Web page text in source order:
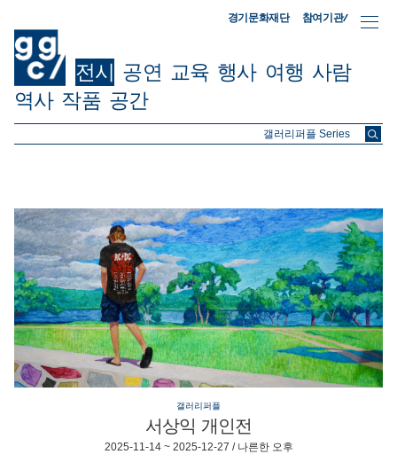
경기문화재단 참여기관/
전시 공연 교육 행사 여행 사람
역사 작품 공간
ggc/
갤러리퍼플
서상익 개인전
2025-11-14 ~ 2025-12-27 / 나른한 오후